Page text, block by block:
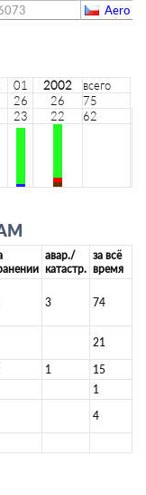
Aero
01 2002
всего
26 26
75
23 22 62
авар./
катастр.
за всё
время
3 74
21
1
15
1
4